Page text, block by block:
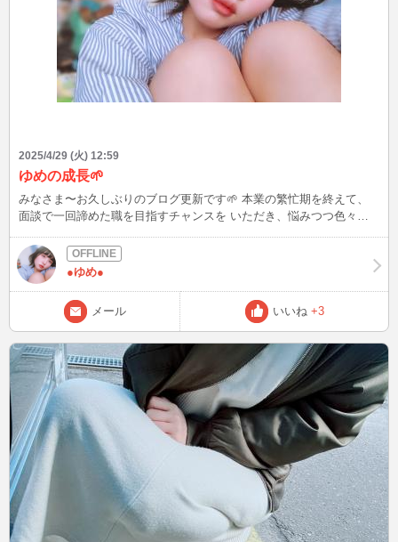
2025/4/29 (火) 12:59
ゆめの成長🌱
みなさま〜お久しぶりのブログ更新です🌱 本業の繁忙期を終えて、
面談で一回諦めた職を目指すチャンスを いただき、悩みつつ色々調
強を始めることにしたので、 インの頻度があがること たぶんないで
す、、、 金土日祝は少しインできることがあると思うので、もしゆ
めちゃんとお話ししたいなって思ってくれてる方がいらしたらメール
ください！ ゆるゆるインになっちゃいますが、 ゆめちゃんのこと忘
れないでくれると嬉しいです（ ; ; ） ではまた夢で会いましょう⭐️
●ゆめ●
メール いいね +3